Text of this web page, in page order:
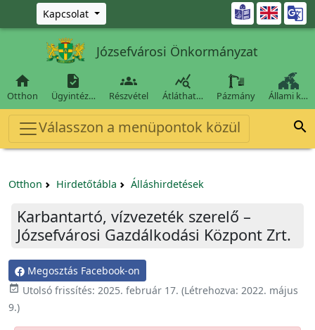
Ugrás a fő tartalomra
Kapcsolat 
Józsefvárosi Önkormányzat

Otthon

Ügyintéz…

Részvétel

Átláthat… Pázmány Állami k…
Válasszon a menüpontok közül 
Otthon Hirdetőtábla Álláshirdetések
Karbantartó, vízvezeték szerelő –
Józsefvárosi Gazdálkodási Központ Zrt.
Megosztás Facebook-on
 Utolsó frissítés: 2025. február 17. (Létrehozva: 2022. május
9.)